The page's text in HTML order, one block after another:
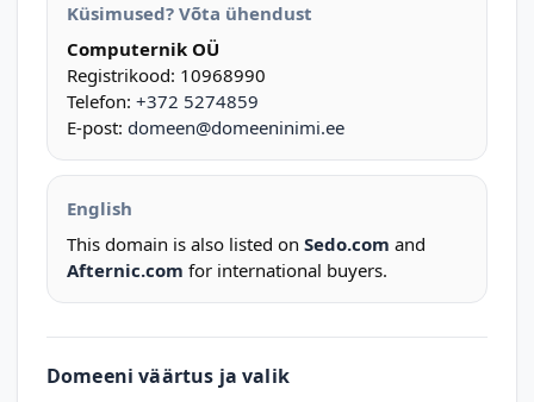
Küsimused? Võta ühendust
Computernik OÜ
Registrikood: 10968990
Telefon: +372 5274859
E-post: domeen@domeeninimi.ee
English
This domain is also listed on Sedo.com and
Afternic.com for international buyers.
Domeeni väärtus ja valik